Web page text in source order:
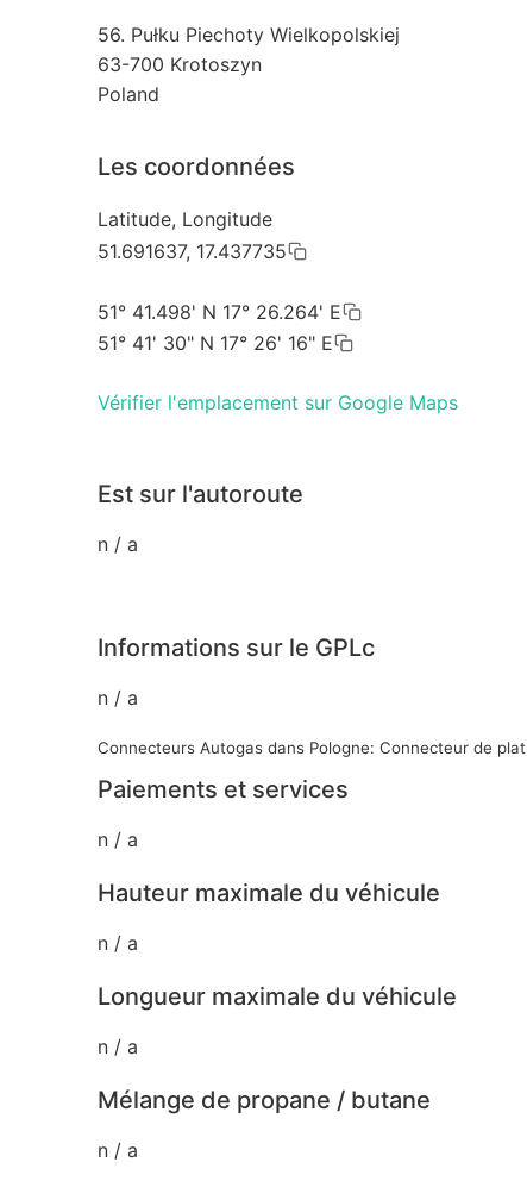
56. Pułku Piechoty Wielkopolskiej
63-700 Krotoszyn
Poland
Les coordonnées
Latitude, Longitude
51.691637, 17.437735
51° 41.498' N 17° 26.264' E
51° 41' 30" N 17° 26' 16" E
Vérifier l'emplacement sur Google Maps
Est sur l'autoroute
n / a
Informations sur le GPLc
n / a
Connecteurs Autogas dans Pologne: Connecteur de plat
Paiements et services
n / a
Hauteur maximale du véhicule
n / a
Longueur maximale du véhicule
n / a
Mélange de propane / butane
n / a